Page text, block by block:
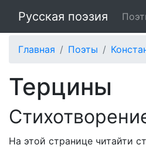
Русская поэзия
Главная Поэты
Терцины
На этой странице читайти